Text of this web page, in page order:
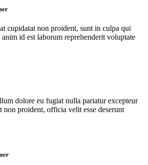
cupidatat non proident, sunt in culpa qui
id est laborum reprehenderit voluptate
dolore eu fugiat nulla pariatur excepteur
non proident, officia velit esse deserunt